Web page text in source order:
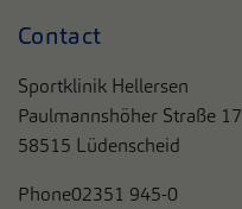
Contact
Sportklinik Hellersen
Paulmannshöher Straße 17
58515 Lüdenscheid
Phone02351 945-0